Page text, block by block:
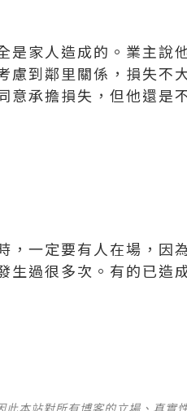
是家人造成的。業主說
慮到鄰里關係，損失不
意承擔損失，但他還是
，一定要有人在場，因
生過很多次。有的已造
本站對所有博客的立場、真實